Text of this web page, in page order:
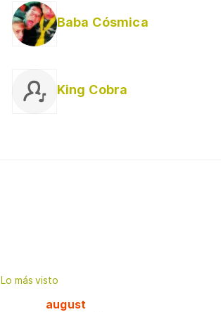
Baba Cósmica
King Cobra
Lo más visto
august